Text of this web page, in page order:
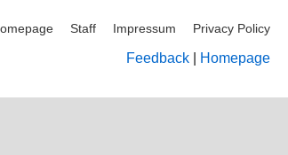
Staff Impressum Privacy Policy
Feedback Homepage